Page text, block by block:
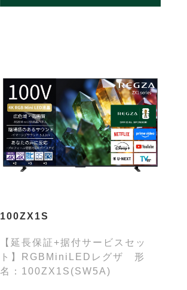
100ZX1S
【延長保証+据付サービスセッ
ト】RGBMiniLEDレグザ 形
名：100ZX1S(SW5A)